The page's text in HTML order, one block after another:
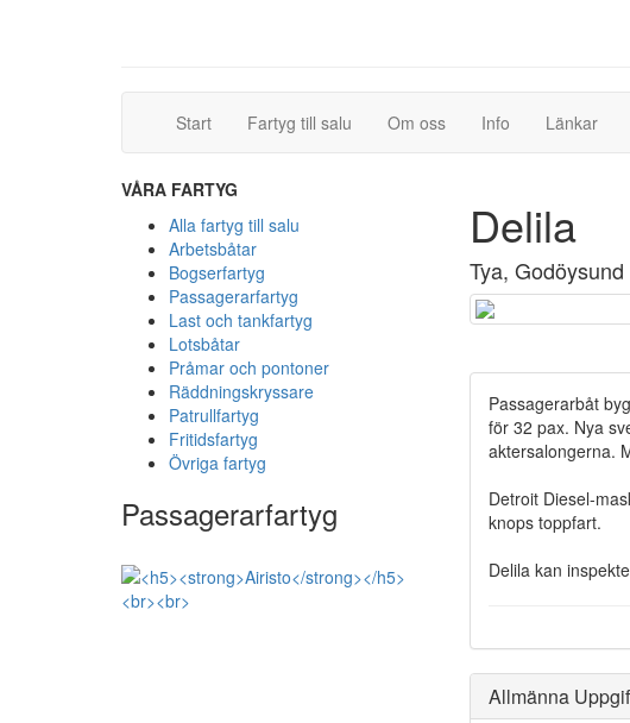
Start(current)Fartyg till salu (current)Om oss Info Länkar
VÅRA FARTYG
Alla fartyg till salu
Arbetsbåtar
Bogserfartyg
Passagerarfartyg
Last och tankfartyg
Lotsbåtar
Pråmar och pontoner
Räddningskryssare
Patrullfartyg
Fritidsfartyg
Övriga fartyg
Passagerarfartyg
Delila
Tya,
Passagerarbåt
för 32 pax. Nya
aktersalongerna.
Detroit Diesel-
knops toppfart.
Delila kan
Allmänna